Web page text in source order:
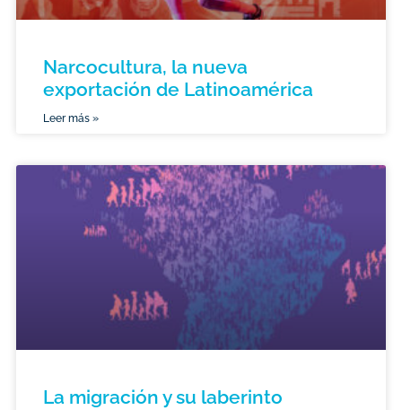
Narcocultura, la nueva
exportación de Latinoamérica
Leer más »
La migración y su laberinto